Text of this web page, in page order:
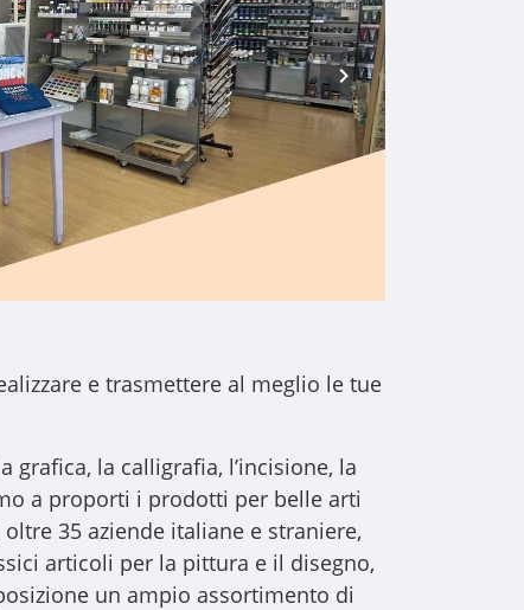
e trasmettere al meglio le tue
la calligrafia, l’incisione, la
a proporti i prodotti per belle arti
oltre 35 aziende italiane e straniere,
articoli per la pittura e il disegno,
un ampio assortimento di